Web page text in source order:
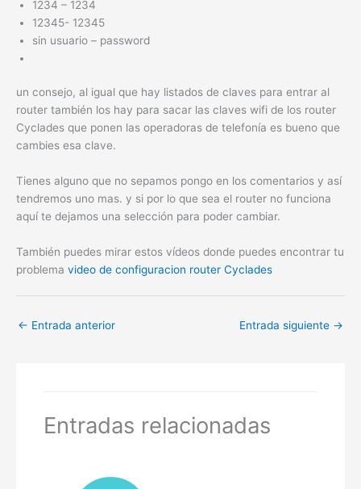
1234 – 1234
12345- 12345
sin usuario – password
un consejo, al igual que hay listados de claves para entrar al
router también los hay para sacar las claves wifi de los router
Cyclades que ponen las operadoras de telefonía es bueno que
cambies esa clave.
Tienes alguno que no sepamos pongo en los comentarios y así
tendremos uno mas. y si por lo que sea el router no funciona
aquí te dejamos una selección para poder cambiar.
También puedes mirar estos vídeos donde puedes encontrar tu
problema video de configuracion router Cyclades
← Entrada anterior Entrada siguiente →
Entradas relacionadas